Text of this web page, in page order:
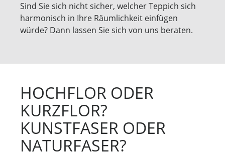
Sind Sie sich nicht sicher, welcher Teppich sich
harmonisch in Ihre Räumlichkeit einfügen
würde? Dann lassen Sie sich von uns beraten.
HOCHFLOR ODER
KURZFLOR?
KUNSTFASER ODER
NATURFASER?